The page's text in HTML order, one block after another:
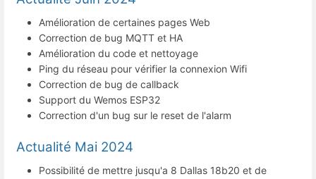
Amélioration de certaines pages Web
Correction de bug MQTT et HA
Amélioration du code et nettoyage
Ping du réseau pour vérifier la connexion Wifi
Correction de bug de callback
Support du Wemos ESP32
Correction d'un bug sur le reset de l'alarm
Actualité Mai 2024
Possibilité de mettre jusqu'a 8 Dallas 18b20 et de